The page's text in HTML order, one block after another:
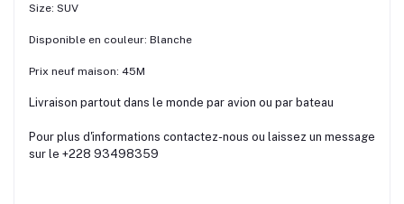
Size: SUV
Disponible en couleur: Blanche
Prix neuf maison: 45M
Livraison partout dans le monde par avion ou par bateau
Pour plus d'informations contactez-nous ou laissez un message
sur le +228 93498359